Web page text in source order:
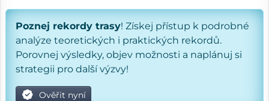
Poznej rekordy trasy! Získej přístup k podrobné
analýze teoretických i praktických rekordů.
Porovnej výsledky, objev možnosti a naplánuj si
strategii pro další výzvy!
Ověřit nyní